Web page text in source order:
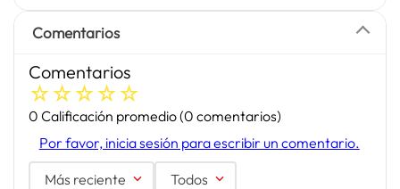
Comentarios
Comentarios
☆☆☆☆☆
0 Calificación promedio(0 comentarios)
Por favor, inicia sesión para escribir un comentario.
Más reciente Todos